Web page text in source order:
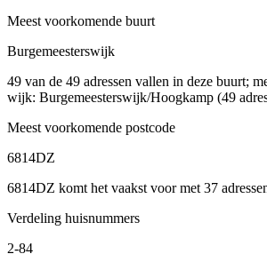
Meest voorkomende buurt
Burgemeesterswijk
49 van de 49 adressen vallen in deze buurt;
wijk: Burgemeesterswijk/Hoogkamp (49
Meest voorkomende postcode
6814DZ
6814DZ komt het vaakst voor met 37
Verdeling huisnummers
2-84